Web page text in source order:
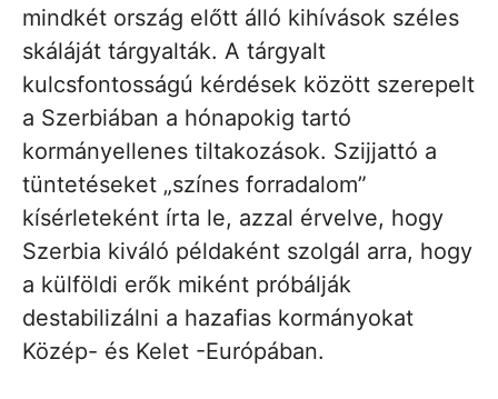
mindkét ország előtt álló kihívások széles
skáláját tárgyalták. A tárgyalt
kulcsfontosságú kérdések között szerepelt
a Szerbiában a hónapokig tartó
kormányellenes tiltakozások. Szijjattó a
tüntetéseket „színes forradalom”
kísérleteként írta le, azzal érvelve, hogy
Szerbia kiváló példaként szolgál arra, hogy
a külföldi erők miként próbálják
destabilizálni a hazafias kormányokat
Közép- és Kelet -Európában.